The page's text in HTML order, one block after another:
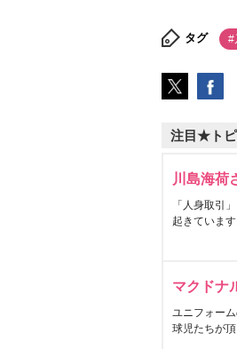
タグ #
注目★ト
川島海荷
「人身取引
起きていま
マクドナ
ユニフォー
球児たちが